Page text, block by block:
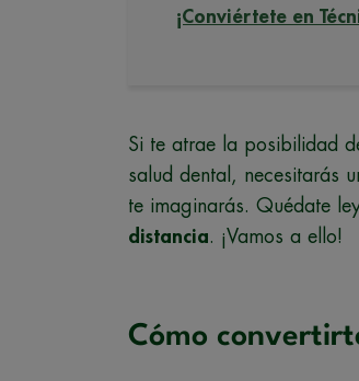
¡Conviértete en
Si te atrae la posibilidad
salud dental, necesitarás
te imaginarás. Quédate
distancia. ¡Vamos a ello!
Cómo